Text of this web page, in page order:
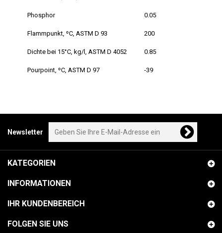
Phosphor 0.05
Flammpunkt, ºC, ASTM D 93 200
Dichte bei 15°C, kg/l, ASTM D 4052 0.85
Pourpoint, ºC, ASTM D 97 -39
Newsletter
KATEGORIEN
INFORMATIONEN
IHR KUNDENBEREICH
FOLGEN SIE UNS